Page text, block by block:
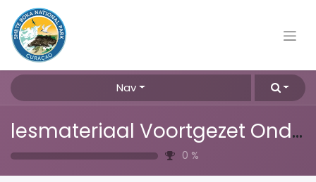
Nav
lesmateriaal Voortgezet Onderwijs
0 %